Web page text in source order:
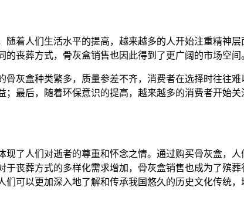
着人们生活水平的提高，越来越多的人开始注重精神
丧葬方式，骨灰盒销售也因此得到了更广阔的市场空间
灰盒种类繁多，质量参差不齐，消费者在选择时往往
最后，随着环保意识的提高，越来越多的消费者开始
了人们对逝者的尊重和怀念之情。通过购买骨灰盒，
丧葬方式的多样化需求增加，骨灰盒销售也成为了殡
可以更加深入地了解和传承我国悠久的历史文化传统，